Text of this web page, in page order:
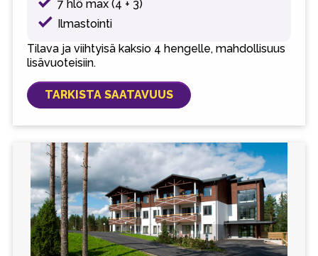
7 hlö max (4 + 3)
Ilmastointi
Tilava ja viihtyisä kaksio 4 hengelle, mahdollisuus
lisävuoteisiin.
TARKISTA SAATAVUUS